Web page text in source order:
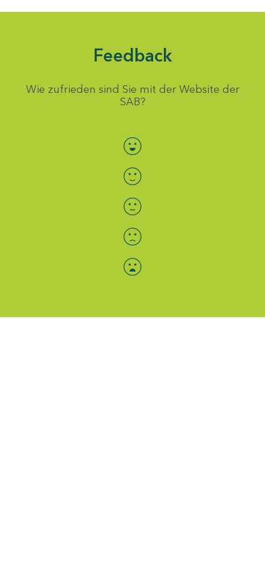
Feedback
Wie zufrieden sind Sie mit der Website der
SAB?
Bewertung auswählen